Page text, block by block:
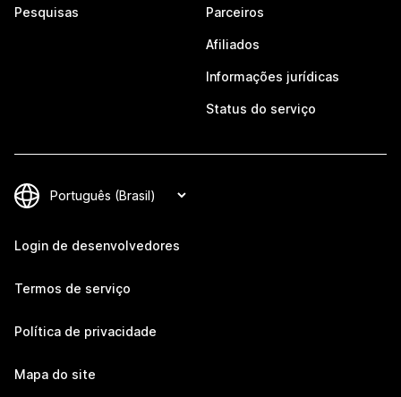
Pesquisas Parceiros
Afiliados
Informações jurídicas
Status do serviço
Login de desenvolvedores
Termos de serviço
Política de privacidade
Mapa do site